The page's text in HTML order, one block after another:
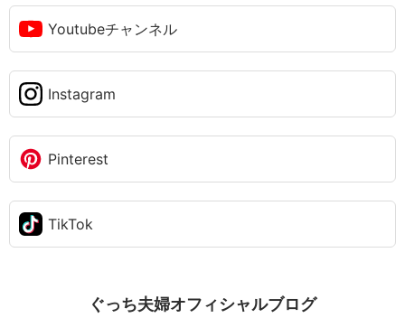
Youtubeチャンネル
Instagram
Pinterest
TikTok
ぐっち夫婦オフィシャルブログ